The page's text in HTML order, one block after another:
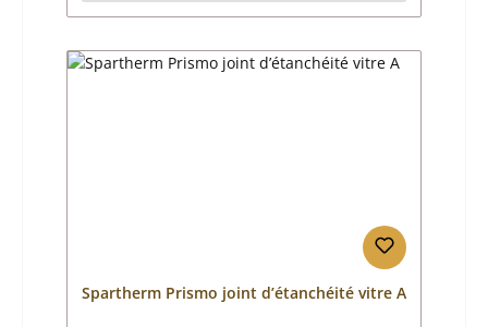
Spartherm Prismo joint d’étanchéité vitre A